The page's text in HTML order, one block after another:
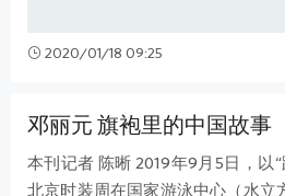
2020/01/18 09:25
邓丽元 旗袍里的中国故事
本刊记者 陈晰 2019年9月5日，以“
北京时装周在国家游泳中心（水立